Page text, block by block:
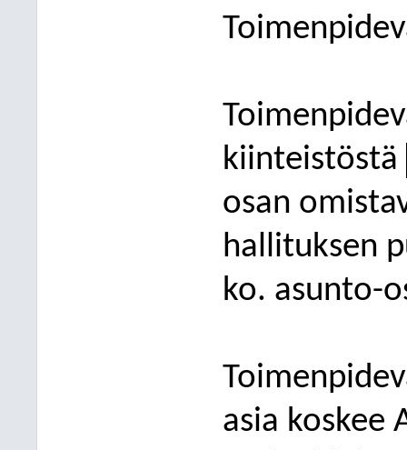
kiinteistöstä
osan
hallituksen
ko. asunto-
asia koskee